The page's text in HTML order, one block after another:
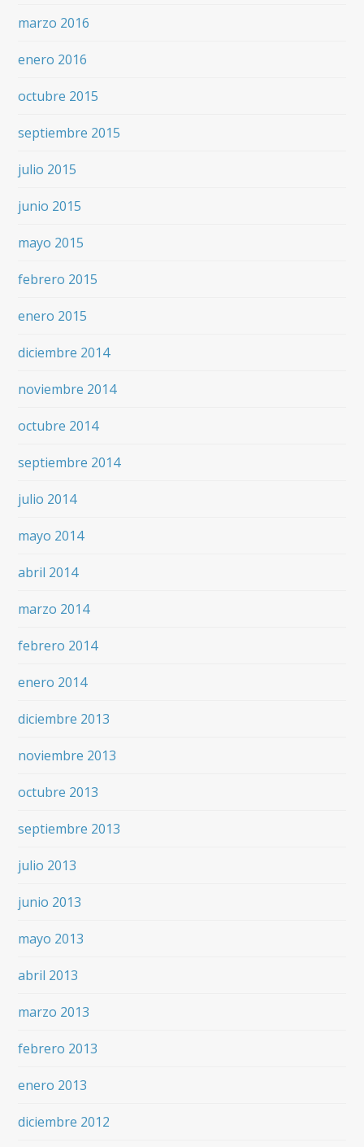
marzo 2016
enero 2016
octubre 2015
septiembre 2015
julio 2015
junio 2015
mayo 2015
febrero 2015
enero 2015
diciembre 2014
noviembre 2014
octubre 2014
septiembre 2014
julio 2014
mayo 2014
abril 2014
marzo 2014
febrero 2014
enero 2014
diciembre 2013
noviembre 2013
octubre 2013
septiembre 2013
julio 2013
junio 2013
mayo 2013
abril 2013
marzo 2013
febrero 2013
enero 2013
diciembre 2012